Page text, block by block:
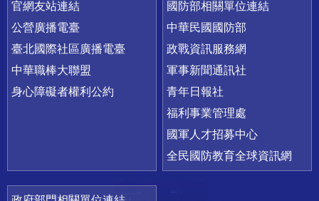
官網友站連結
公營廣播電臺
臺北國際社區廣播電臺
中華職棒大聯盟
身心障礙者權利公約
國防部相關單位連結
中華民國國防部
政戰資訊服務網
軍事新聞通訊社
青年日報社
福利事業管理處
國軍人才招募中心
全民國防教育全球資訊網